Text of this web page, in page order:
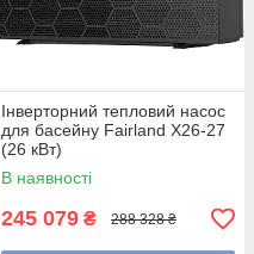
Інверторний тепловий насос
для басейну Fairland X26-27
(26 кВт)
В наявності
245 079 ₴ 288 328 ₴